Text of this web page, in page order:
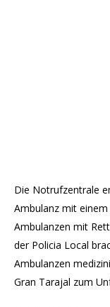
Die Notrufzentrale
Ambulanz mit
Ambulanzen mit
der Policia Local
Ambulanzen
Gran Tarajal zum